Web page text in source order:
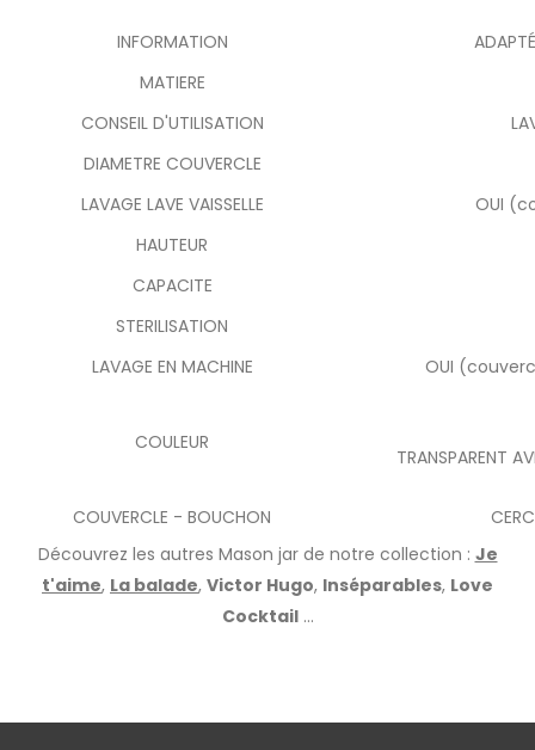
INFORMATION
MATIERE
CONSEIL D'UTILISATION
DIAMETRE COUVERCLE
LAVAGE LAVE VAISSELLE
OUI
HAUTEUR
CAPACITE
STERILISATION
LAVAGE EN MACHINE
OUI
COULEUR
TRANSPARENT
COUVERCLE - BOUCHON
Découvrez les autres Mason jar de notre collection : Je
t'aime, La balade, Victor Hugo, Inséparables, Love
Cocktail...